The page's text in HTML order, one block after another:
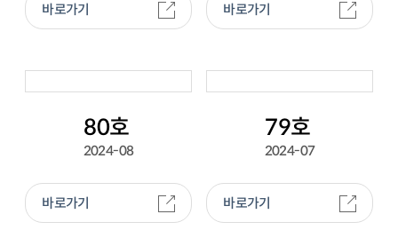
바로가기 바로가기
80호
2024-08
바로가기
79호
2024-07
바로가기